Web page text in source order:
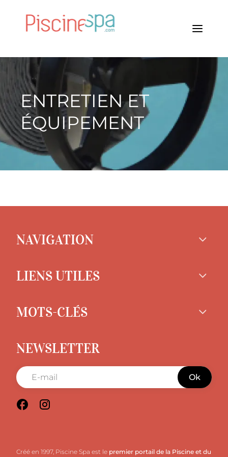
ENTRETIEN ET
ÉQUIPEMENT
NAVIGATION
LIENS UTILES
MOTS-CLÉS
NEWSLETTER
Ok
Créé en 1997, Piscine Spa est le premier portail de la Piscine et du